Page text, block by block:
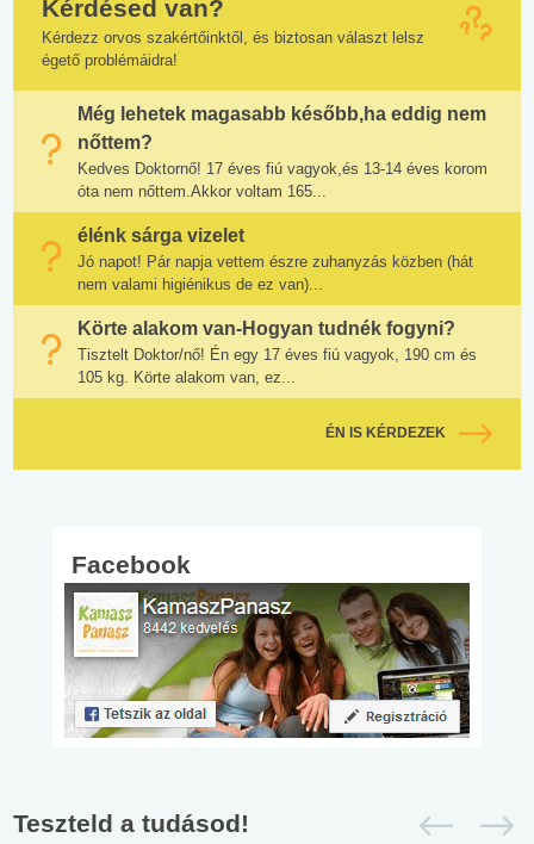
Kérdésed van?
Kérdezz orvos szakértőinktől, és biztosan választ lelsz
égető problémáidra!
Még lehetek magasabb később,ha eddig nem
nőttem?
Kedves Doktornő! 17 éves fiú vagyok,és 13-14 éves korom
óta nem nőttem.Akkor voltam 165...
élénk sárga vizelet
Jó napot! Pár napja vettem észre zuhanyzás közben (hát
nem valami higiénikus de ez van)...
Körte alakom van-Hogyan tudnék fogyni?
Tisztelt Doktor/nő! Én egy 17 éves fiú vagyok, 190 cm és
105 kg. Körte alakom van, ez...
ÉN IS KÉRDEZEK
Facebook
Teszteld a tudásod!